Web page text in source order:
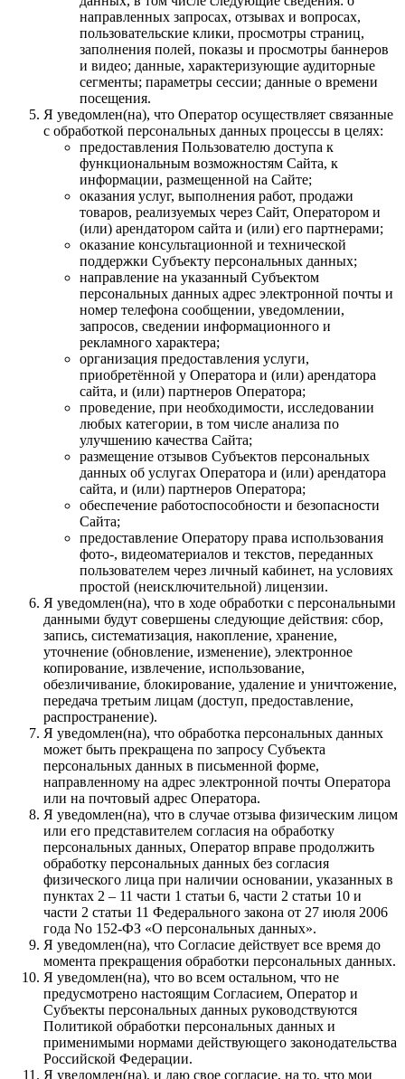
направленных запросах, отзывах и вопросах,
пользовательские клики, просмотры страниц,
заполнения полей, показы и просмотры баннеров
и видео; данные, характеризующие аудиторные
сегменты; параметры сессии; данные о времени
посещения.
Я уведомлен(на), что Оператор осуществляет связанные
с обработкой персональных данных процессы в целях:
предоставления Пользователю доступа к
функциональным возможностям Сайта, к
информации, размещенной на Сайте;
оказания услуг, выполнения работ, продажи
товаров, реализуемых через Сайт, Оператором и
(или) арендатором сайта и (или) его партнерами;
оказание консультационной и технической
поддержки Субъекту персональных данных;
направление на указанный Субъектом
персональных данных адрес электронной почты и
номер телефона сообщении, уведомлении,
запросов, сведении информационного и
рекламного характера;
организация предоставления услуги,
приобретённой у Оператора и (или) арендатора
сайта, и (или) партнеров Оператора;
проведение, при необходимости, исследовании
любых категории, в том числе анализа по
улучшению качества Сайта;
размещение отзывов Субъектов персональных
данных об услугах Оператора и (или) арендатора
сайта, и (или) партнеров Оператора;
обеспечение работоспособности и безопасности
Сайта;
предоставление Оператору права использования
фото-, видеоматериалов и текстов, переданных
пользователем через личный кабинет, на условиях
простой (неисключительной) лицензии.
Я уведомлен(на), что в ходе обработки с персональными
данными будут совершены следующие действия: сбор,
запись, систематизация, накопление, хранение,
уточнение (обновление, изменение), электронное
копирование, извлечение, использование,
обезличивание, блокирование, удаление и уничтожение,
передача третьим лицам (доступ, предоставление,
распространение).
Я уведомлен(на), что обработка персональных данных
может быть прекращена по запросу Субъекта
персональных данных в письменной форме,
направленному на адрес электронной почты Оператора
или на почтовый адрес Оператора.
Я уведомлен(на), что в случае отзыва физическим лицом
или его представителем согласия на обработку
персональных данных, Оператор вправе продолжить
обработку персональных данных без согласия
физического лица при наличии основании, указанных в
пунктах 2 – 11 части 1 статьи 6, части 2 статьи 10 и
части 2 статьи 11 Федерального закона от 27 июля 2006
года No 152-ФЗ «О персональных данных».
Я уведомлен(на), что Согласие действует все время до
момента прекращения обработки персональных данных.
Я уведомлен(на), что во всем остальном, что не
предусмотрено настоящим Согласием, Оператор и
Субъекты персональных данных руководствуются
Политикой обработки персональных данных и
применимыми нормами действующего законодательства
Российской Федерации.
Я уведомлен(на), и даю свое согласие, на то, что мои